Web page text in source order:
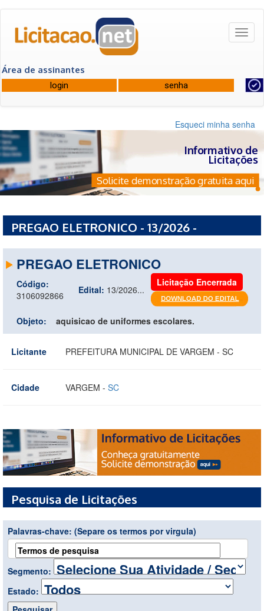
Área de assinantes
Esqueci minha senha
Informativo de
Licitações
Solicite demonstração gratuita aqui
PREGAO ELETRONICO - 13/2026 -
PREGAO ELETRONICO
Código:
3106092866
Edital: 13/2026...
Licitação Encerrada
Objeto: aquisicao de uniformes escolares.
Licitante PREFEITURA MUNICIPAL DE VARGEM - SC
Cidade VARGEM - SC
Pesquisa de Licitações
Palavras-chave: (Separe os termos por virgula)
Segmento:
Estado: